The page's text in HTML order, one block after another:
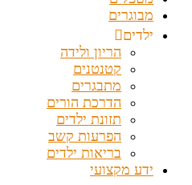
מבוגרים
ילדים
הריון ולידה
קטנטנים
מתבגרים
הדרכת הורים
תזונת ילדים
הפרעות קשב
בריאות ילדים
ידע מקצועי